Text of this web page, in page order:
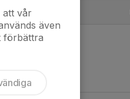
att vår
även
förbättra